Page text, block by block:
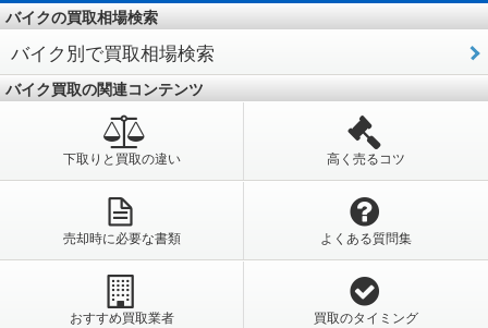
バイクの買取相場検索
バイク別で買取相場検索
バイク買取の関連コンテンツ
下取りと買取の違い 高く売るコツ
売却時に必要な書類 よくある質問集
おすすめ買取業者 買取のタイミング